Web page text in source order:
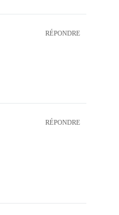
RÉPONDRE
RÉPONDRE